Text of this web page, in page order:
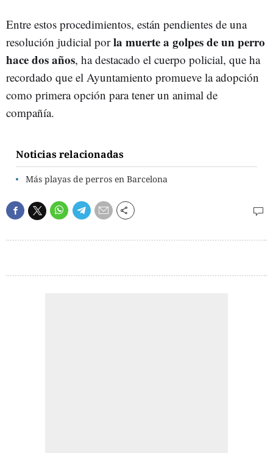
Entre estos procedimientos, están pendientes de una
resolución judicial porla muerte a golpes de un perro
hace dos años, ha destacado el cuerpo policial, que ha
recordado que el Ayuntamiento promueve la adopción
como primera opción para tener un animal de
compañía.
Noticias relacionadas
Más playas de perros en Barcelona